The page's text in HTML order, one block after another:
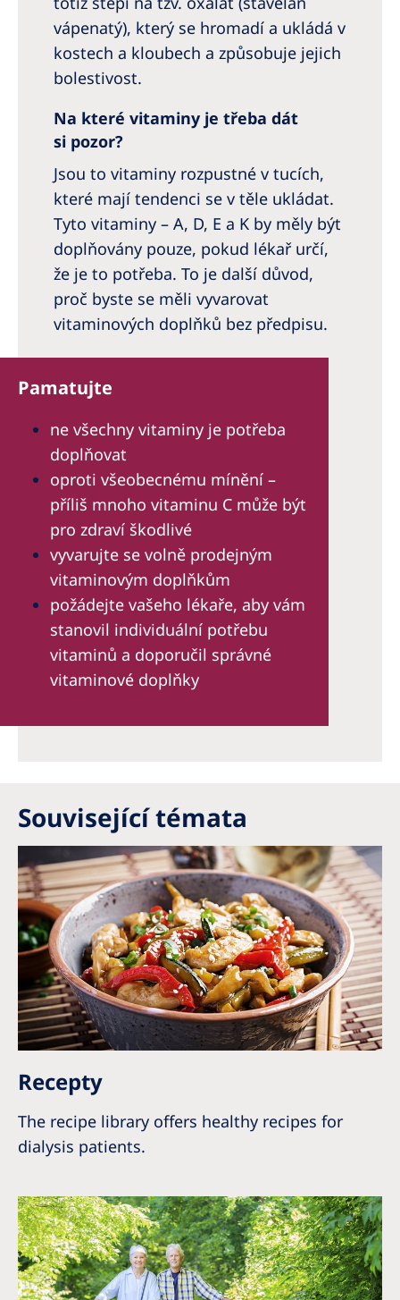
vápenatý), který se hromadí a ukládá v
kostech a kloubech a způsobuje jejich
bolestivost.
Na které vitaminy je třeba dát
si pozor?
Jsou to vitaminy rozpustné v tucích,
které mají tendenci se v těle ukládat.
Tyto vitaminy – A, D, E a K by měly být
doplňovány pouze, pokud lékař určí,
že je to potřeba. To je další důvod,
proč byste se měli vyvarovat
vitaminových doplňků bez předpisu.
Pamatujte
ne všechny vitaminy je potřeba
doplňovat
oproti všeobecnému mínění –
příliš mnoho vitaminu C může být
pro zdraví škodlivé
vyvarujte se volně prodejným
vitaminovým doplňkům
požádejte vašeho lékaře, aby vám
stanovil individuální potřebu
vitaminů a doporučil správné
vitaminové doplňky
Související témata
Recepty
The recipe library offers healthy recipes for
dialysis patients.